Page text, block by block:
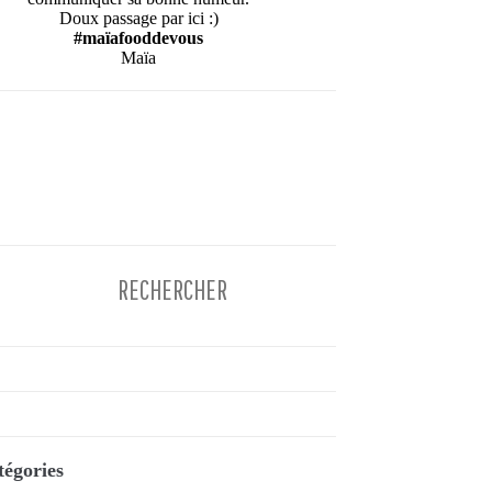
Doux passage par ici :)
#maïafooddevous
Maïa